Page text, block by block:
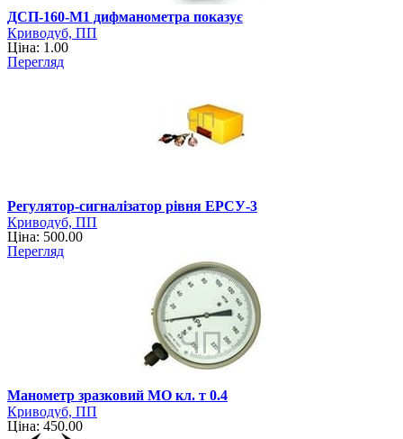
ДСП-160-М1 дифманометра показує
Криводуб, ПП
Ціна: 1.00
Перегляд
Регулятор-сигналізатор рівня ЕРСУ-3
Криводуб, ПП
Ціна: 500.00
Перегляд
Манометр зразковий МО кл. т 0.4
Криводуб, ПП
Ціна: 450.00